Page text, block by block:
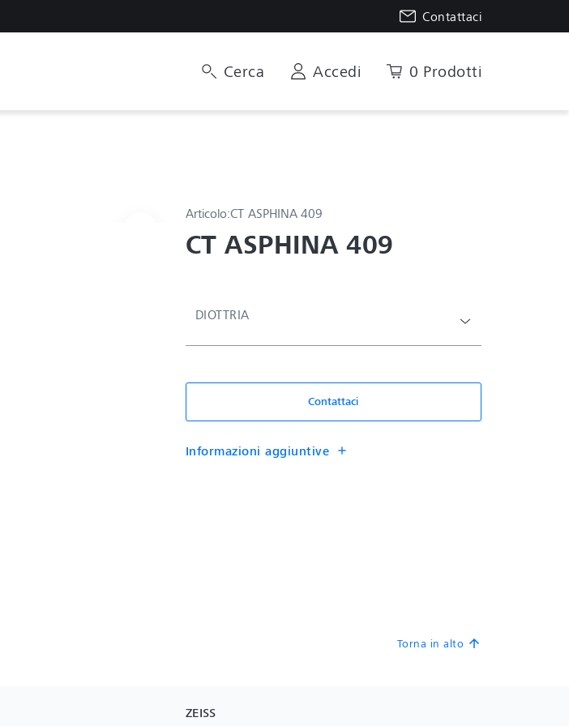
Contattaci
Cerca Accedi 0 Prodotti
Articolo:CT ASPHINA 409
CT ASPHINA 409
DIOTTRIA
Contattaci
Informazioni aggiuntive add
Torna in alto arrow_upward
ZEISS